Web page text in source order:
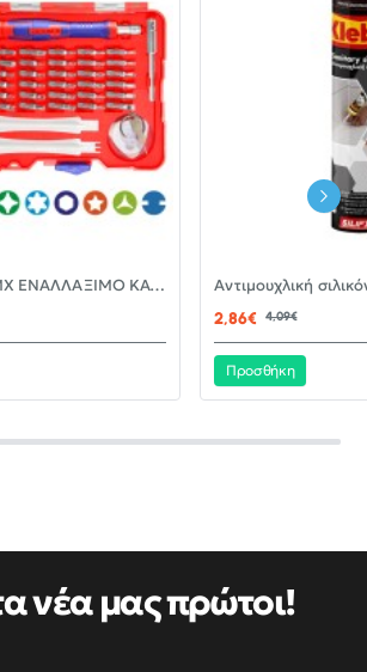
-30%EMTOP ΣΕΤ 37ΤΜΧ ΕΝΑΛΛΑΞΙΜΟ ΚΑΤΣΑΒΙΔΙ ΜΕ ΜΥΤΕΣ EBST03702
2,86€ 4,09€
Προσθήκη
νέα μας πρώτοι!